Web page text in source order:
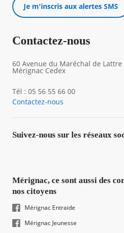
Je m'inscris aux alertes SMS
Contactez-nous
60 Avenue du Maréchal de Lattre
Mérignac Cedex
Tél : 05 56 55 66 00
Contactez-nous
Suivez-nous sur les réseaux
Mérignac, ce sont aussi des
nos citoyens
Mérignac Entraide
Mérignac Jeunesse